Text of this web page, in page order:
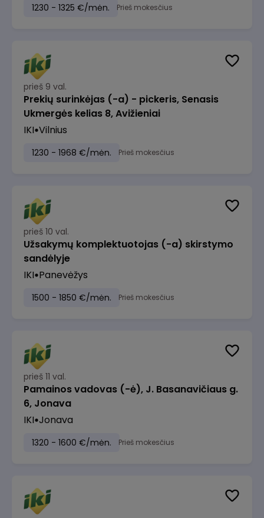
1230 - 1325 €/mėn. Prieš mokesčius
prieš 9 val.
Prekių surinkėjas (-a) - pickeris, Senasis
Ukmergės kelias 8, Avižieniai
IKI Vilnius
1230 - 1968 €/mėn. Prieš mokesčius
prieš 10 val.
Užsakymų komplektuotojas (-a) skirstymo
sandėlyje
IKI Panevėžys
1500 - 1850 €/mėn. Prieš mokesčius
prieš 11 val.
Pamainos vadovas (-ė), J. Basanavičiaus g.
6, Jonava
IKI Jonava
1320 - 1600 €/mėn. Prieš mokesčius